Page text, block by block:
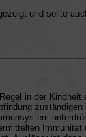
und sollte
in der Kindheit
zuständigen
Immunität